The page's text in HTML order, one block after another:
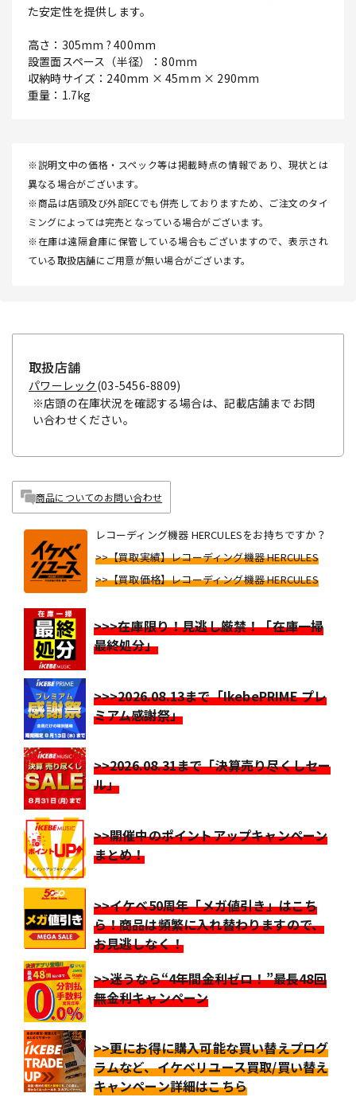
た安定性を提供します。
高さ：305mm ? 400mm
設置面スペース（半径）：80mm
収納時サイズ：240mm × 45mm × 290mm
重量：1.7kg
※説明文中の価格・スペック等は掲載時点の情報であり、現状とは
異なる場合がございます。
※商品は店頭及び外部ECでも併売しておりますため、ご注文のタイ
ミングによっては完売となっている場合がございます。
※在庫は遠隔倉庫に保管している場合もございますので、表示され
ている取扱店舗にご用意が無い場合がございます。
取扱店舗
パワーレック (03-5456-8809)
※店頭の在庫状況を確認する場合は、記載店舗までお問
い合わせください。
商品についてのお問い合わせ
レコーディング機器 HERCULESをお持ちですか？
>>【買取実績】レコーディング機器 HERCULES
>>【買取価格】レコーディング機器 HERCULES
>>>在庫限り！見逃し厳禁！「在庫一掃
最終処分」
>>>2026.08.13まで「IkebePRIME プレ
ミアム感謝祭」
>>2026.08.31まで「決算売り尽くしセー
ル」
>>開催中のポイントアップキャンペーン
まとめ！
>>イケベ50周年「メガ値引き」はこち
ら！商品は頻繁に入れ替わりますので、
お見逃しなく！
>>迷うなら“4年間金利ゼロ！”最長48回
無金利キャンペーン
>>更にお得に購入可能な買い替えプログ
ラムなど、イケベリユース買取/買い替え
キャンペーン詳細はこちら